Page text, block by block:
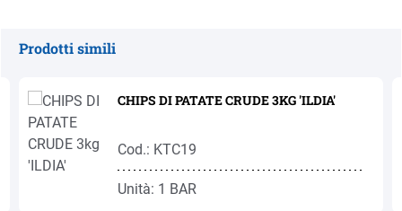
Prodotti simili
CHIPS DI PATATE CRUDE 3KG 'ILDIA'
Cod.: KTC19
Unità: 1 BAR